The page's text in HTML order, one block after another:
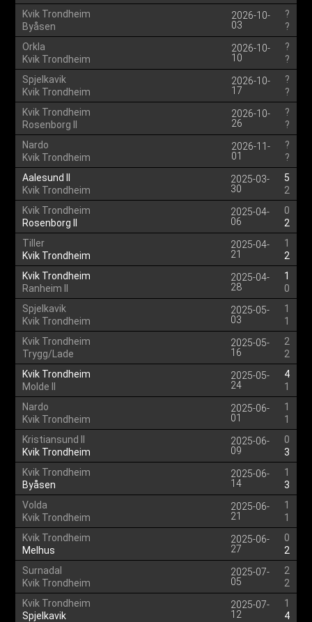
Kvik Trondheim
Byåsen
2026-10-
03
?
?
Orkla
Kvik Trondheim
2026-10-
10
?
?
Spjelkavik
Kvik Trondheim
2026-10-
17
?
?
Kvik Trondheim
Rosenborg II
2026-10-
26
?
?
Nardo
Kvik Trondheim
2026-11-
01
?
?
Aalesund II
Kvik Trondheim
2025-03-
30
5
2
Kvik Trondheim
Rosenborg II
2025-04-
06
0
2
Tiller
Kvik Trondheim
2025-04-
21
1
2
Kvik Trondheim
Ranheim II
2025-04-
28
1
0
Spjelkavik
Kvik Trondheim
2025-05-
03
1
1
Kvik Trondheim
Trygg/Lade
2025-05-
16
2
2
Kvik Trondheim
Molde II
2025-05-
24
4
1
Nardo
Kvik Trondheim
2025-06-
01
1
1
Kristiansund II
Kvik Trondheim
2025-06-
09
0
3
Kvik Trondheim
Byåsen
2025-06-
14
1
3
Volda
Kvik Trondheim
2025-06-
21
1
1
Kvik Trondheim
Melhus
2025-06-
27
0
2
Surnadal
Kvik Trondheim
2025-07-
05
2
2
Kvik Trondheim
Spjelkavik
2025-07-
12
1
4